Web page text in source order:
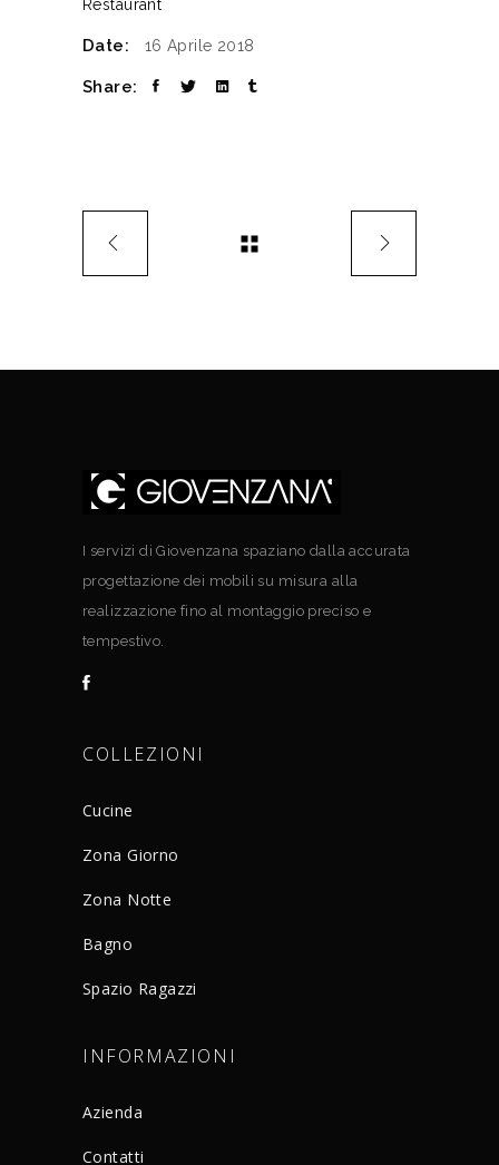
Restaurant
Date: 16 Aprile 2018
Share:
I servizi di Giovenzana spaziano dalla accurata
progettazione dei mobili su misura alla
realizzazione fino al montaggio preciso e
tempestivo.
COLLEZIONI
Cucine
Zona Giorno
Zona Notte
Bagno
Spazio Ragazzi
INFORMAZIONI
Azienda
Contatti